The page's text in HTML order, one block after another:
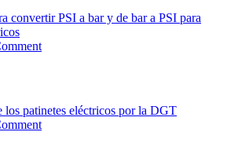
convertir PSI a bar y de bar a PSI para
los patinetes eléctricos por la DGT